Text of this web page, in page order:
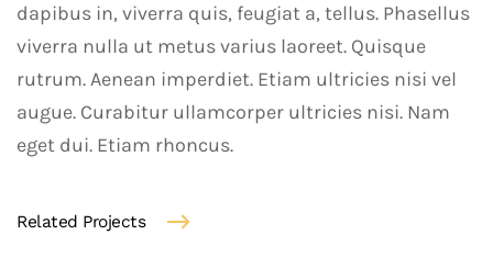
dapibus in, viverra quis, feugiat a, tellus. Phasellus
viverra nulla ut metus varius laoreet. Quisque
rutrum. Aenean imperdiet. Etiam ultricies nisi vel
augue. Curabitur ullamcorper ultricies nisi. Nam
eget dui. Etiam rhoncus.
Related Projects